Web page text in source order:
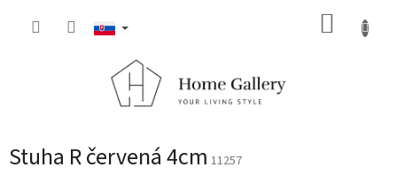
Stuha R červená 4cm 11257